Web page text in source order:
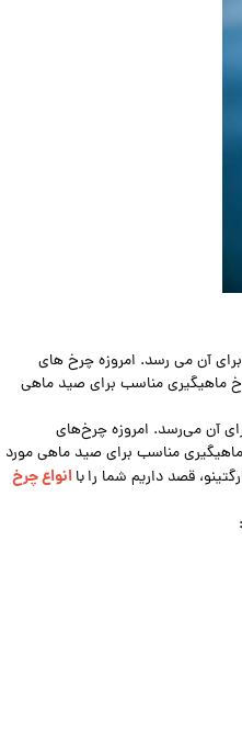
آن می رسد. امروزه چرخ های
ماهیگیری مناسب برای صید ماهی
آن می‌رسد. امروزه چرخ‌های
ماهیگیری مناسب برای صید ماهی مورد
قصد داریم شما راباانواع چرخ